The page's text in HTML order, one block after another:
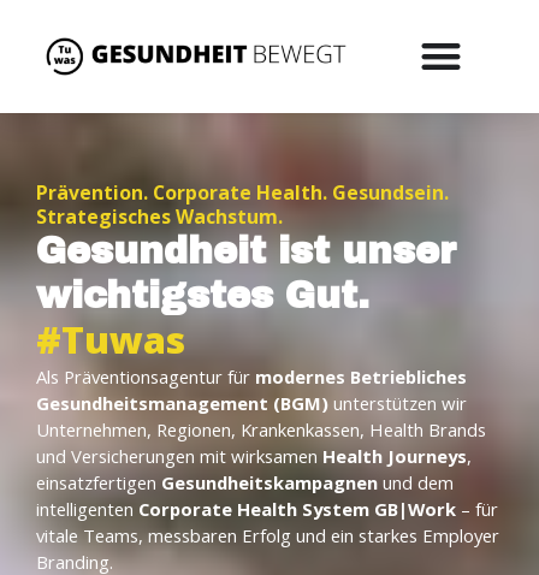
Prävention. Corporate Health. Gesundsein.
Strategisches Wachstum.
Gesundheit ist unser
wichtigstes Gut.
#Tuwas
Als Präventionsagentur für modernes Betriebliches
Gesundheitsmanagement (BGM) unterstützen wir
Unternehmen, Regionen, Krankenkassen, Health Brands
und Versicherungen mit wirksamen Health Journeys,
einsatzfertigen Gesundheitskampagnen und dem
intelligenten Corporate Health System GB|Work – für
vitale Teams, messbaren Erfolg und ein starkes Employer
Branding.